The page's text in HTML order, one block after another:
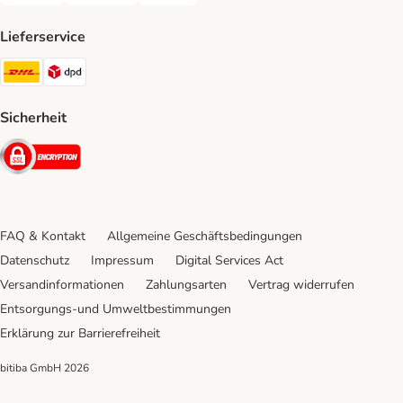
Lieferservice
DHL Shipping Method
Sicherheit
Security
FAQ & Kontakt
Allgemeine Geschäftsbedingungen
Datenschutz
Impressum
Digital Services Act
Versandinformationen
Zahlungsarten
Vertrag widerrufen
Entsorgungs-und Umweltbestimmungen
Erklärung zur Barrierefreiheit
bitiba GmbH 2026